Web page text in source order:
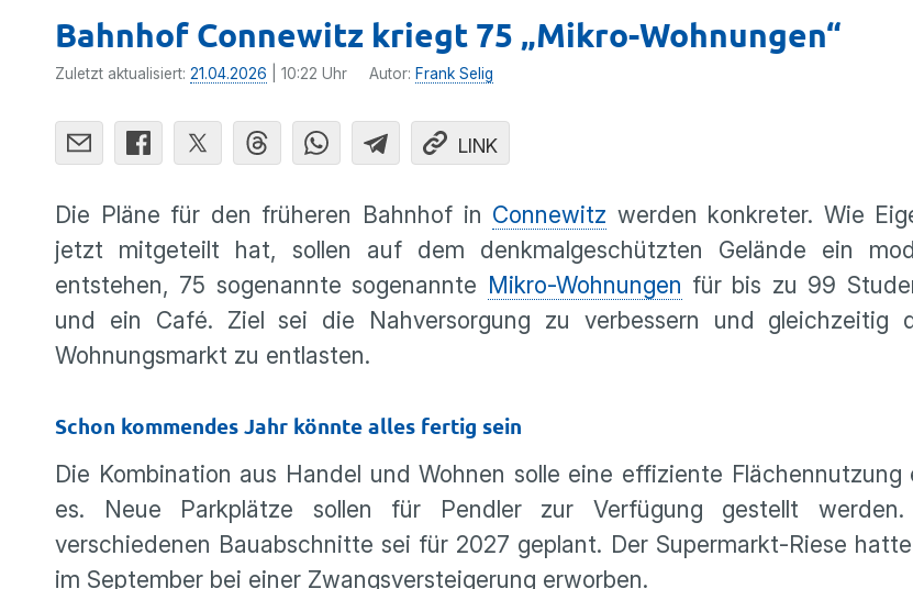
Bahnhof Connewitz kriegt 75 „Mikro-Wohnungen“
Zuletzt aktualisiert: 21.04.2026 | 10:22 Uhr Autor: Frank Selig
LINK
Die Pläne für den früheren Bahnhof in Connewitz werden konkreter. Wie
jetzt mitgeteilt hat, sollen auf dem denkmalgeschützten Gelände ein
entstehen, 75 sogenannte sogenannte Mikro-Wohnungen für bis zu 99
und ein Café. Ziel sei die Nahversorgung zu verbessern und gleichzeitig
Wohnungsmarkt zu entlasten.
Schon kommendes Jahr könnte alles fertig sein
Die Kombination aus Handel und Wohnen solle eine effiziente Flächennutzung
es. Neue Parkplätze sollen für Pendler zur Verfügung gestellt
verschiedenen Bauabschnitte sei für 2027 geplant. Der Supermarkt-Riese
im September bei einer Zwangsversteigerung erworben.